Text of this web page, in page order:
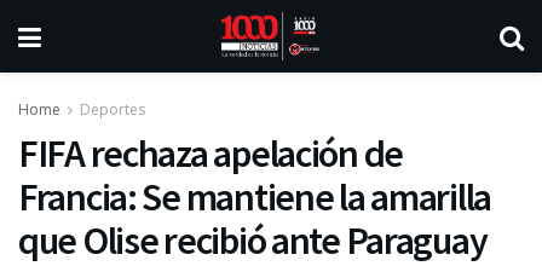
Home Deportes
FIFA rechaza apelación de
Francia: Se mantiene la amarilla
que Olise recibió ante Paraguay